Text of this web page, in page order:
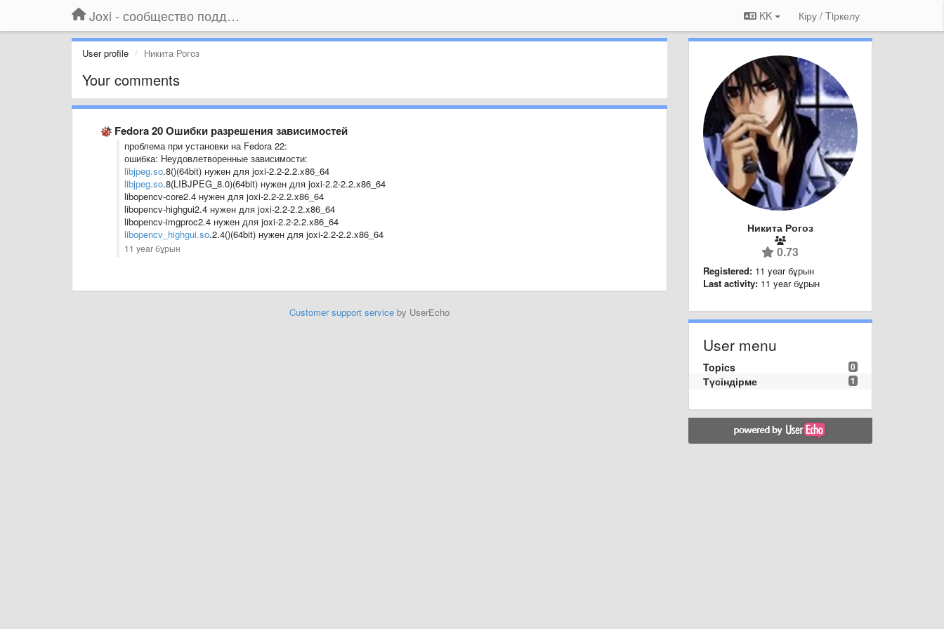
Joxi - сообщество поддержки KK Кіру / Tiркелу
User profile Никита Рогоз
Your comments
Fedora 20 Ошибки разрешения зависимостей
проблема при установки на Fedora 22:
ошибка: Неудовлетворенные зависимости:
libjpeg.so.8()(64bit) нужен для joxi-2.2-2.2.x86_64
libjpeg.so.8(LIBJPEG_8.0)(64bit) нужен для joxi-2.2-2.2.x86_64
libopencv-core2.4 нужен для joxi-2.2-2.2.x86_64
libopencv-highgui2.4 нужен для joxi-2.2-2.2.x86_64
libopencv-imgproc2.4 нужен для joxi-2.2-2.2.x86_64
libopencv_highgui.so.2.4()(64bit) нужен для joxi-2.2-2.2.x86_64
11 year бұрын
Customer support serviceby UserEcho
Никита Рогоз
0.73
Registered: 11 year бұрын
Last activity: 11 year бұрын
User menu
0
Topics
1
Түсіндірме